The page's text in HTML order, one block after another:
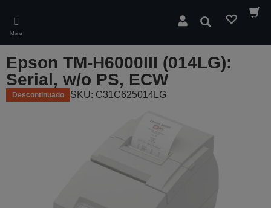
main
content
Menu
Pesquisar
Epson TM-H6000III (014LG):
Serial, w/o PS, ECW
Descontinuado SKU: C31C625014LG